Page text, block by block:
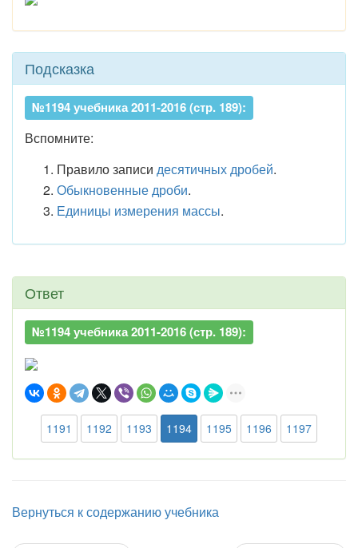
Подсказка
№1194 учебника 2011-2016 (стр. 189):
Вспомните:
Правило записи десятичных дробей.
Обыкновенные дроби.
Единицы измерения массы.
Ответ
№1194 учебника 2011-2016 (стр. 189):
1191 1192 1193 1194 1195 1196 1197
Вернуться к содержанию учебника